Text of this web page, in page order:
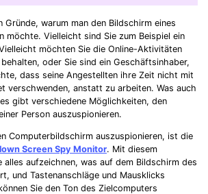
Gründe, warum man den Bildschirm eines
möchte. Vielleicht sind Sie zum Beispiel ein
möchten Sie die Online-Aktivitäten
oder Sie sind ein Geschäftsinhaber,
dass seine Angestellten ihre Zeit nicht mit
verschwenden, anstatt zu arbeiten. Was auch
gibt verschiedene Möglichkeiten, den
Person auszuspionieren.
Computerbildschirm auszuspionieren, ist die
Screen Spy Monitor. Mit diesem
alles aufzeichnen, was auf dem Bildschirm des
und Tastenanschläge und Mausklicks
Sie den Ton des Zielcomputers